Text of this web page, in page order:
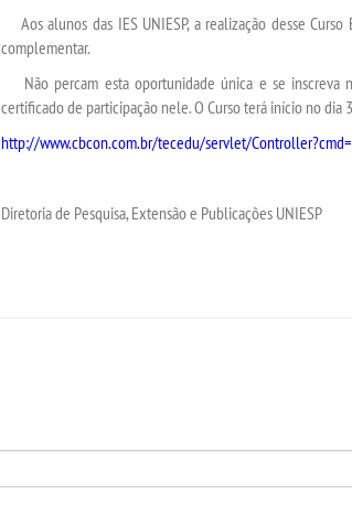
Aos alunos das IES UNIESP, a realização desse
complementar.
Não percam esta oportunidade única e se inscreva
certificado de participação nele. O Curso terá início nodia
http://www.cbcon.com.br/tecedu/servlet/
Diretoria de Pesquisa, Extensão e Publicações UNIESP